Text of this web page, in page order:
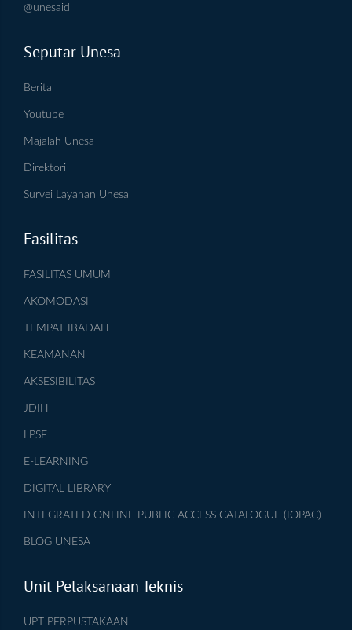
@unesaid
Seputar Unesa
Berita
Youtube
Majalah Unesa
Direktori
Survei Layanan Unesa
Fasilitas
FASILITAS UMUM
AKOMODASI
TEMPAT IBADAH
KEAMANAN
AKSESIBILITAS
JDIH
LPSE
E-LEARNING
DIGITAL LIBRARY
INTEGRATED ONLINE PUBLIC ACCESS CATALOGUE (IOPAC)
BLOG UNESA
Unit Pelaksanaan Teknis
UPT PERPUSTAKAAN